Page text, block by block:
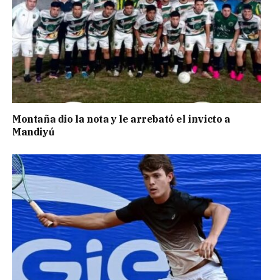
Montaña dio la nota y le arrebató el invicto a
Mandiyú